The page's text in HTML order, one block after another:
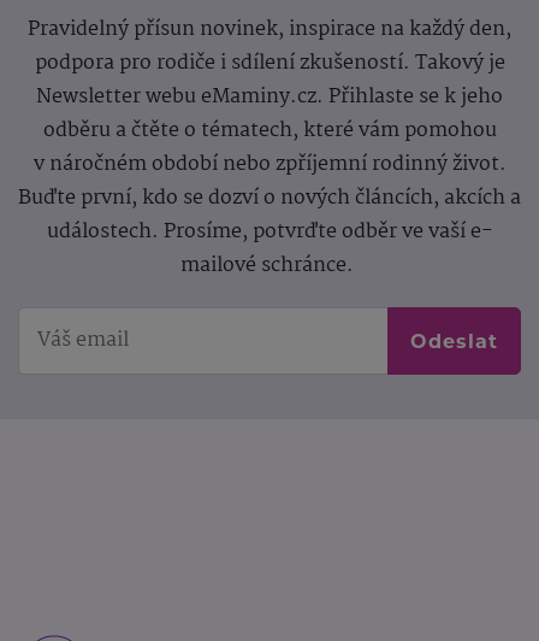
Pravidelný přísun novinek, inspirace na každý den,
podpora pro rodiče i sdílení zkušeností. Takový je
Newsletter webu eMaminy.cz. Přihlaste se k jeho
odběru a čtěte o tématech, které vám pomohou
v náročném období nebo zpříjemní rodinný život.
Buďte první, kdo se dozví o nových článcích, akcích a
událostech. Prosíme, potvrďte odběr ve vaší e-
mailové schránce.
Odeslat